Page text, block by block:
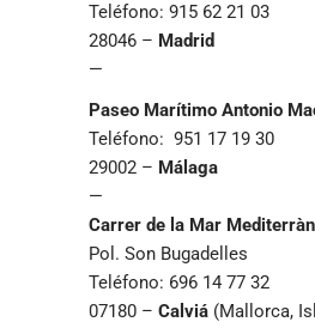
Teléfono: 915 62 21 03
28046 – Madrid
—
Paseo Marítimo Antonio
Teléfono: 951 17 19 30
29002 – Málaga
—
Carrer de la Mar
Pol. Son Bugadelles
Teléfono: 696 14 77 32
07180 – Calviá (Mallorca,